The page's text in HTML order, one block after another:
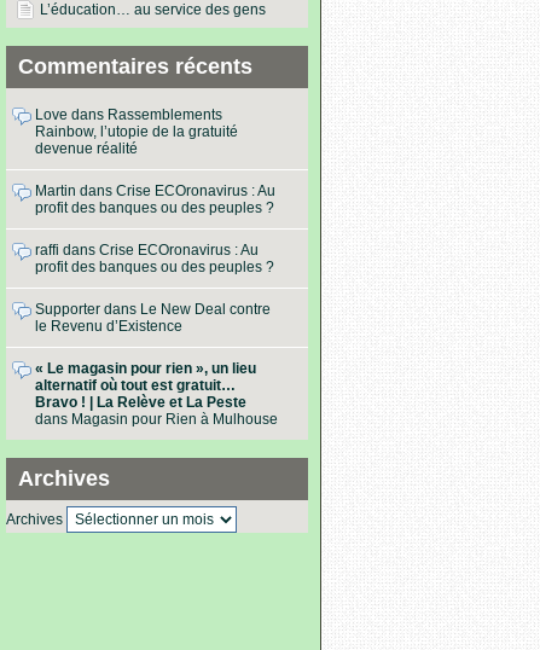
L’éducation… au service des gens
Commentaires récents
Love dans Rassemblements
Rainbow, l’utopie de la gratuité
devenue réalité
Martin dans Crise ECOronavirus : Au
profit des banques ou des peuples ?
raffi dans Crise ECOronavirus : Au
profit des banques ou des peuples ?
Supporter dans Le New Deal contre
le Revenu d’Existence
« Le magasin pour rien », un lieu
alternatif où tout est gratuit…
Bravo ! | La Relève et La Peste
dans Magasin pour Rien à Mulhouse
Archives
Archives